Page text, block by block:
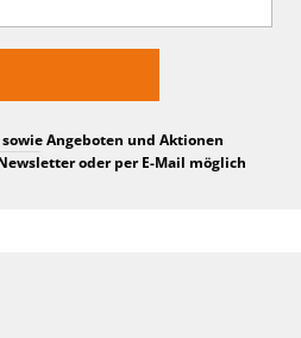
Angeboten und Aktionen
oder per E-Mail möglich